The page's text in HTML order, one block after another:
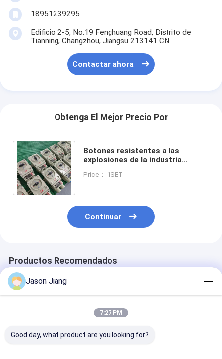
18951239295
Edificio 2-5, No.19 Fenghuang Road, Distrito de
Tianning, Changzhou, Jiangsu 213141 CN
Contactar ahora
Obtenga El Mejor Precio Por
Botones resistentes a las
explosiones de la industria
protección y clasificación IP65
Price： 1SET
Continuar
Productos Recomendados
Jason Jiang
7:27 PM
Good day, what product are you looking for?